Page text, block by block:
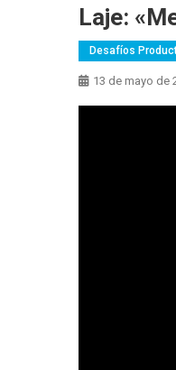
Laje:
Desafíos
13 de mayo de